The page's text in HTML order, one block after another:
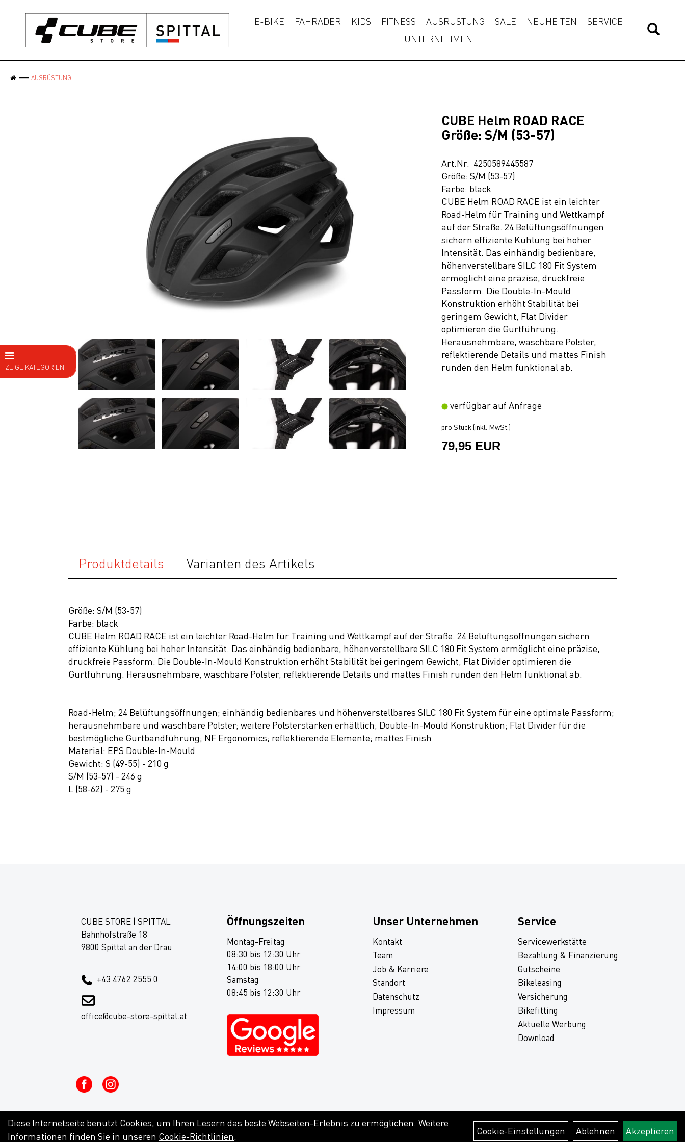
E-BIKE FAHRÄDER KIDS FITNESS AUSRÜSTUNG SALE NEUHEITEN
SERVICE
UNTERNEHMEN
AUSRÜSTUNG
ZEIGE KATEGORIEN
Komponenten
CUBE Helm ROAD RACE
Größe: S/M (53-57)
Art.Nr. 4250589445587
Größe: S/M (53-57)
Farbe: black
CUBE Helm ROAD RACE ist ein leichter
Road-Helm für Training und Wettkampf
auf der Straße. 24 Belüftungsöffnungen
sichern effiziente Kühlung bei hoher
Intensität. Das einhändig bedienbare,
höhenverstellbare SILC 180 Fit System
ermöglicht eine präzise, druckfreie
Passform. Die Double-In-Mould
Konstruktion erhöht Stabilität bei
geringem Gewicht, Flat Divider
optimieren die Gurtführung.
Herausnehmbare, waschbare Polster,
reflektierende Details und mattes Finish
runden den Helm funktional ab.
verfügbar auf Anfrage
pro Stück (inkl. MwSt.)
79,95 EUR
Produktdetails Varianten des Artikels
Größe: S/M (53-57)
Farbe: black
CUBE Helm ROAD RACE ist ein leichter Road-Helm für Training und Wettkampf auf der Straße. 24 Belüftungsöffnungen sichern
effiziente Kühlung bei hoher Intensität. Das einhändig bedienbare, höhenverstellbare SILC 180 Fit System ermöglicht eine präzise,
druckfreie Passform. Die Double-In-Mould Konstruktion erhöht Stabilität bei geringem Gewicht, Flat Divider optimieren die
Gurtführung. Herausnehmbare, waschbare Polster, reflektierende Details und mattes Finish runden den Helm funktional ab.
Road-Helm; 24 Belüftungsöffnungen; einhändig bedienbares und höhenverstellbares SILC 180 Fit System für eine optimale Passform;
herausnehmbare und waschbare Polster; weitere Polsterstärken erhältlich; Double-In-Mould Konstruktion; Flat Divider für die
bestmögliche Gurtbandführung; NF Ergonomics; reflektierende Elemente; mattes Finish
Material: EPS Double-In-Mould
Gewicht: S (49-55) - 210 g
S/M (53-57) - 246 g
L (58-62) - 275 g
CUBE STORE | SPITTAL
Bahnhofstraße 18
9800 Spittal an der Drau
+43 4762 2555 0
office@cube-store-spittal.at
Öffnungszeiten
Montag-Freitag
08:30 bis 12:30 Uhr
14:00 bis 18:00 Uhr
Samstag
08:45 bis 12:30 Uhr
Unser Unternehmen
Kontakt
Team
Job & Karriere
Standort
Datenschutz
Impressum
Service
Servicewerkstätte
Bezahlung & Finanzierung
Gutscheine
Bikeleasing
Versicherung
Bikefitting
Aktuelle Werbung
Download
Diese Internetseite benutzt Cookies, um Ihren Lesern das beste Webseiten-Erlebnis zu ermöglichen. Weitere
Informationen finden Sie in unseren Cookie-Richtlinien. Cookie-Einstellungen Ablehnen Akzeptieren